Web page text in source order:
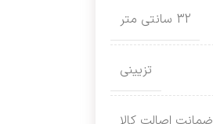
32 سانتی متر
تزیینی